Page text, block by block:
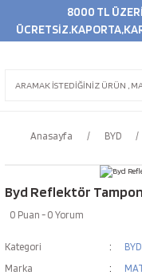
8000 TL
Anasayfa BYD
Byd Reflektör
0 Puan - 0 Yorum
Kategori
BYD
Marka